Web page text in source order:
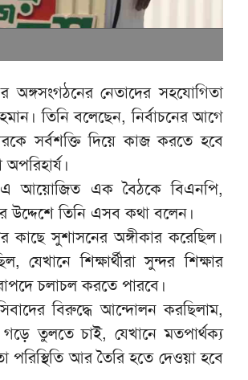
নেতাদের সহযোগিতা
তিনি বলেছেন, নির্বাচনের আগে
সর্বশক্তি দিয়ে কাজ করতে হবে
এ আয়োজিত এক বৈঠকে বিএনপি,
উদ্দেশে তিনি এসব কথা বলেন।
কাছে সুশাসনের অঙ্গীকার করেছিল।
যেখানে শিক্ষার্থীরা সুন্দর শিক্ষার
চলাচল করতে পারবে।
বিরুদ্ধে আন্দোলন করছিলাম,
তুলতে চাই, যেখানে মতপার্থক্য
পরিস্থিতি আর তৈরি হতে দেওয়া হবে